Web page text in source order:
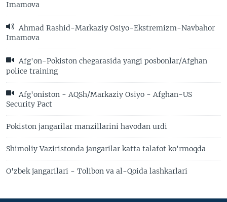
Imamova
Ahmad Rashid-Markaziy Osiyo-Ekstremizm-Navbahor
Imamova
Afg'on-Pokiston chegarasida yangi posbonlar/Afghan
police training
Afg'oniston - AQSh/Markaziy Osiyo - Afghan-US
Security Pact
Pokiston jangarilar manzillarini havodan urdi
Shimoliy Vaziristonda jangarilar katta talafot ko'rmoqda
O'zbek jangarilari - Tolibon va al-Qoida lashkarlari